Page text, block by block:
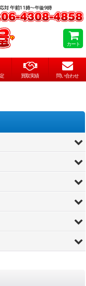
カート
買取実績 問い合わせ